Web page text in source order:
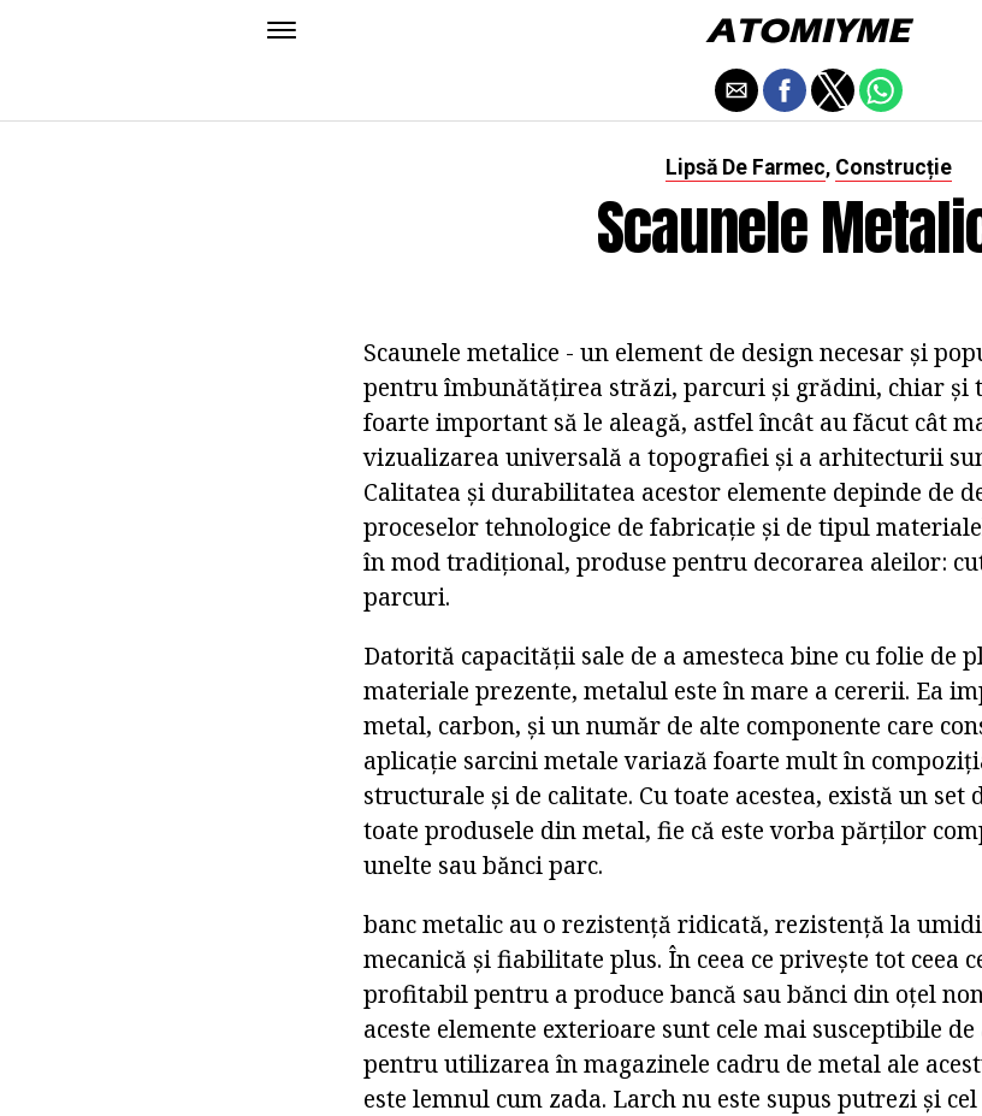
Lipsă De Farmec, Construcție
Scaunele
Scaunele metalice - un element de design necesar și
pentru îmbunătățirea străzi, parcuri și grădini, chiar și
foarte important să le aleagă, astfel încât au făcut cât
vizualizarea universală a topografiei și a arhitecturii
Calitatea și durabilitatea acestor elemente depinde de
proceselor tehnologice de fabricație și de tipul
în mod tradițional, produse pentru decorarea aleilor:
parcuri.
Datorită capacității sale de a amesteca bine cu folie de
materiale prezente, metalul este în mare a cererii. Ea
metal, carbon, și un număr de alte componente care
aplicație sarcini metale variază foarte mult în
structurale și de calitate. Cu toate acestea, există un
toate produsele din metal, fie că este vorba părților
unelte sau bănci parc.
banc metalic au o rezistență ridicată, rezistență la
mecanică și fiabilitate plus. În ceea ce privește tot ceea
profitabil pentru a produce bancă sau bănci din oțel
aceste elemente exterioare sunt cele mai susceptibile
pentru utilizarea în magazinele cadru de metal ale
este lemnul cum zada. Larch nu este supus putrezi și